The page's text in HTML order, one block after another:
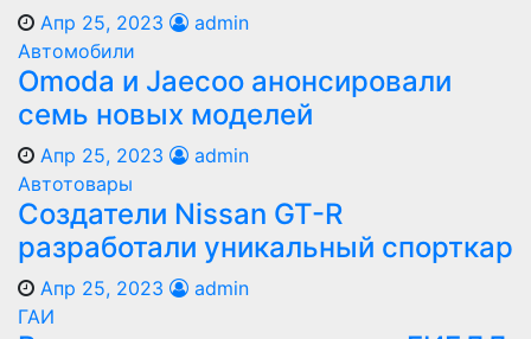
Апр 25, 2023
admin
Автомобили
Оmoda и Jaecoo анонсировали
семь новых моделей
Апр 25, 2023
admin
Автотовары
Создатели Nissan GT-R
разработали уникальный спорткар
Апр 25, 2023
admin
ГАИ